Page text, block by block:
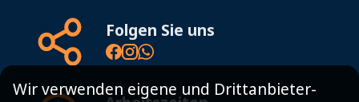
Folgen Sie uns
Wir verwenden eigene und Drittanbieter-